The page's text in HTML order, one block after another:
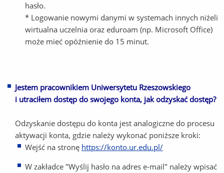
hasło.
* Logowanie nowymi danymi w systemach innych niżeli
wirtualna uczelnia oraz eduroam (np. Microsoft Office)
może mieć opóźnienie do 15 minut.
Jestem pracownikiem Uniwersytetu Rzeszowskiego
i utraciłem dostęp do swojego konta, jak odzyskać dostęp?
Odzyskanie dostępu do konta jest analogiczne do procesu
aktywacji konta, gdzie należy wykonać poniższe kroki:
Wejść na stronę https://konto.ur.edu.pl/
W zakładce "Wyślij hasło na adres e-mail" należy wpisać